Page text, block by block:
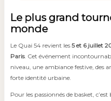
Le plus grand
monde
Le Quai 54 revient les 5 et 6 juillet
Paris. Cet événement
niveau, une ambiance festive, des
forte identité urbaine.
Pour les passionnés de basket,